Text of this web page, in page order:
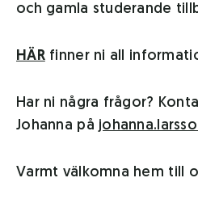
och gamla studerande
HÄRfinner ni all
Har ni några frågor?
Johanna på
Varmt välkomna hem till